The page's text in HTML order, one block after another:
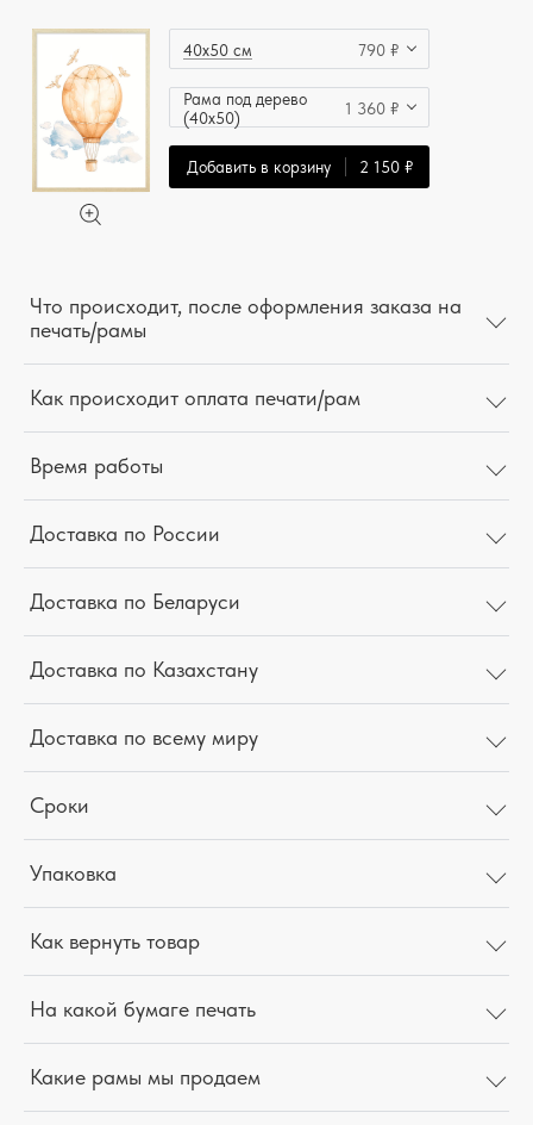
40x50 см 790 ₽
Рама под дерево
(40x50)
1 360 ₽
Добавить в корзину 2 150 ₽
Что происходит, после оформления заказа на
печать/рамы
Как происходит оплата печати/рам
Время работы
Доставка по России
Доставка по Беларуси
Доставка по Казахстану
Доставка по всему миру
Сроки
Упаковка
Как вернуть товар
На какой бумаге печать
Какие рамы мы продаем